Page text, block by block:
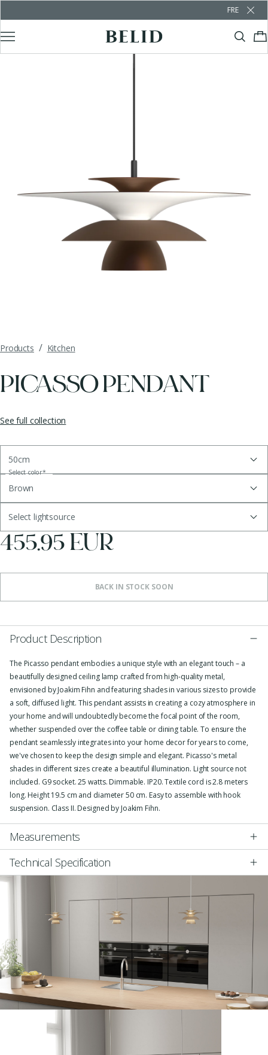
FREE SHIPPING
Products / Kitchen
PICASSO PENDANT
See full collection
50cm
Select color*
Brown
Select lightsource
455.95 EUR
BACK IN STOCK SOON
Product Description
The Picasso pendant embodies a unique style with an elegant touch – a
beautifully designed ceiling lamp crafted from high-quality metal,
envisioned by Joakim Fihn and featuring shades in various sizes to provide
a soft, diffused light. This pendant assists in creating a cozy atmosphere in
your home and will undoubtedly become the focal point of the room,
whether suspended over the coffee table or dining table. To ensure the
pendant seamlessly integrates into your home decor for years to come,
we've chosen to keep the design simple and elegant. Picasso's metal
shades in different sizes create a beautiful illumination. Light source not
included. G9 socket. 25 watts. Dimmable. IP20. Textile cord is 2.8 meters
long. Height 19.5 cm and diameter 50 cm. Easy to assemble with hook
suspension. Class II. Designed by Joakim Fihn.
Measurements
Technical Specification